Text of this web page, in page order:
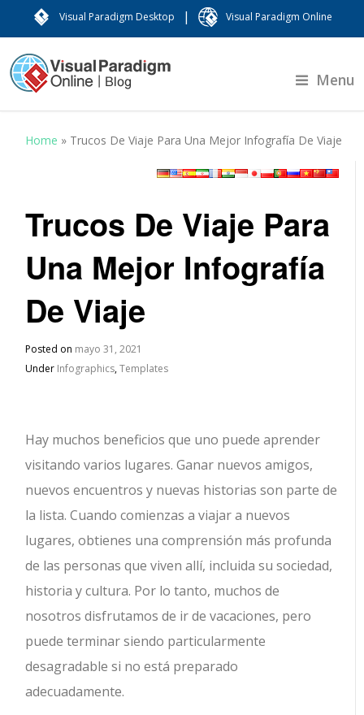
Visual Paradigm Desktop | Visual Paradigm Online
Menu
Home » Trucos De Viaje Para Una Mejor Infografía De Viaje
Trucos De Viaje Para
Una Mejor Infografía
De Viaje
Posted on mayo 31, 2021
Under Infographics,Templates
Hay muchos beneficios que uno puede aprender
visitando varios lugares. Ganar nuevos amigos,
nuevos encuentros y nuevas historias son parte de
la lista. Cuando comienzas a viajar a nuevos
lugares, obtienes una comprensión más profunda
de las personas que viven allí, incluida su sociedad,
historia y cultura. Por lo tanto, muchos de
nosotros disfrutamos de ir de vacaciones, pero
puede terminar siendo particularmente
desagradable si no está preparado
adecuadamente.